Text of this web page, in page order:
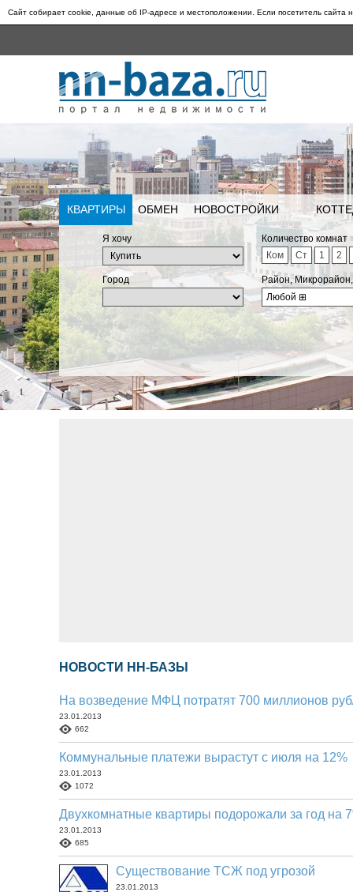
Сайт собирает cookie, данные об IP-адресе и местоположении. Если посетитель сайта
КВАРТИРЫ ОБМЕН НОВОСТРОЙКИ
Я хочу
Количество комнат
Ком
Ст 1 2
Город
Район,
Любой ⊞
НОВОСТИ НН-БАЗЫ
На возведение МФЦ потратят 700 миллионов
23.01.2013
662
Коммунальные платежи вырастут с июля на 12%
23.01.2013
1072
Двухкомнатные квартиры подорожали за год на
23.01.2013
685
Существование ТСЖ под угрозой
23.01.2013